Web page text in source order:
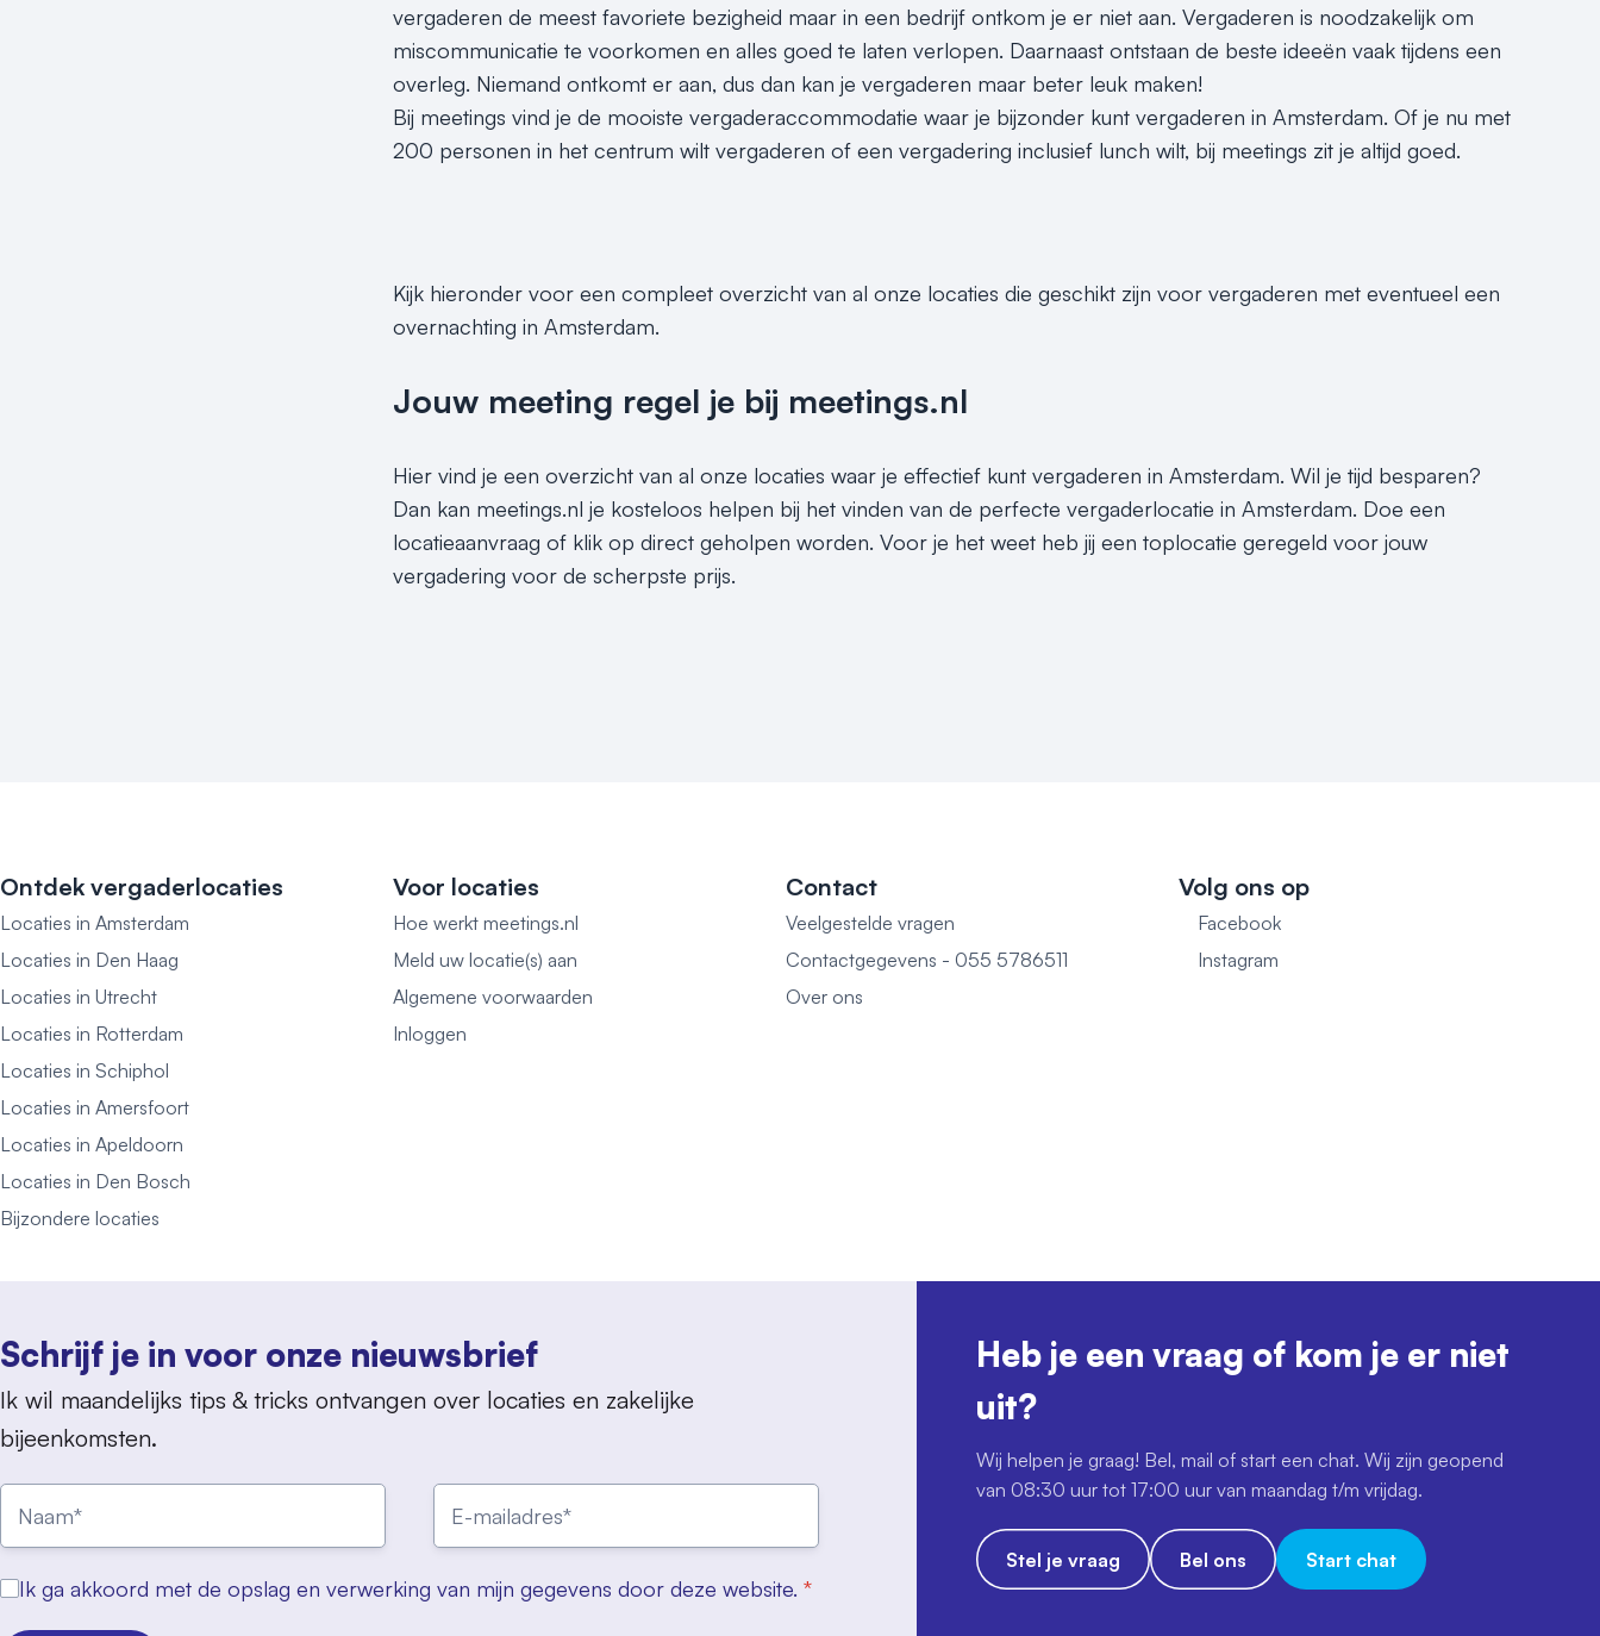
vergaderen de meest favoriete bezigheid maar in een bedrijf ontkom je er niet aan. Vergaderen is noodzakelijk om
miscommunicatie te voorkomen en alles goed te laten verlopen. Daarnaast ontstaan de beste ideeën vaak tijdens een
overleg. Niemand ontkomt er aan, dus dan kan je vergaderen maar beter leuk maken!
Bij meetings vind je de mooiste vergaderaccommodatie waar je bijzonder kunt vergaderen in Amsterdam. Of je nu met
200 personen in het centrum wilt vergaderen of een vergadering inclusief lunch wilt, bij meetings zit je altijd goed.
Kijk hieronder voor een compleet overzicht van al onze locaties die geschikt zijn voor vergaderen met eventueel een
overnachting in Amsterdam.
Jouw meeting regel je bij meetings.nl
Hier vind je een overzicht van al onze locaties waar je effectief kunt vergaderen in Amsterdam. Wil je tijd besparen?
Dan kan meetings.nl je kosteloos helpen bij het vinden van de perfecte vergaderlocatie in Amsterdam. Doe een
locatieaanvraag of klik op direct geholpen worden. Voor je het weet heb jij een toplocatie geregeld voor jouw
vergadering voor de scherpste prijs.
Ontdek vergaderlocaties
Locaties in Amsterdam
Locaties in Den Haag
Locaties in Utrecht
Locaties in Rotterdam
Locaties in Schiphol
Locaties in Amersfoort
Locaties in Apeldoorn
Locaties in Den Bosch
Bijzondere locaties
Voor locaties
Hoe werkt meetings.nl
Meld uw locatie(s) aan
Algemene voorwaarden
Inloggen
Contact
Veelgestelde vragen
Contactgegevens - 055 5786511
Over ons
Volg ons op
Facebook
Instagram
Schrijf je in voor onze nieuwsbrief
Ik wil maandelijks tips & tricks ontvangen over locaties en zakelijke
bijeenkomsten.
Ik ga akkoord met de opslag en verwerking van mijn gegevens door deze website. *
Heb je een vraag of kom je er niet
uit?
Wij helpen je graag! Bel, mail of start een chat. Wij zijn geopend
van 08:30 uur tot 17:00 uur van maandag t/m vrijdag.
Stel je vraag Bel ons Start chat